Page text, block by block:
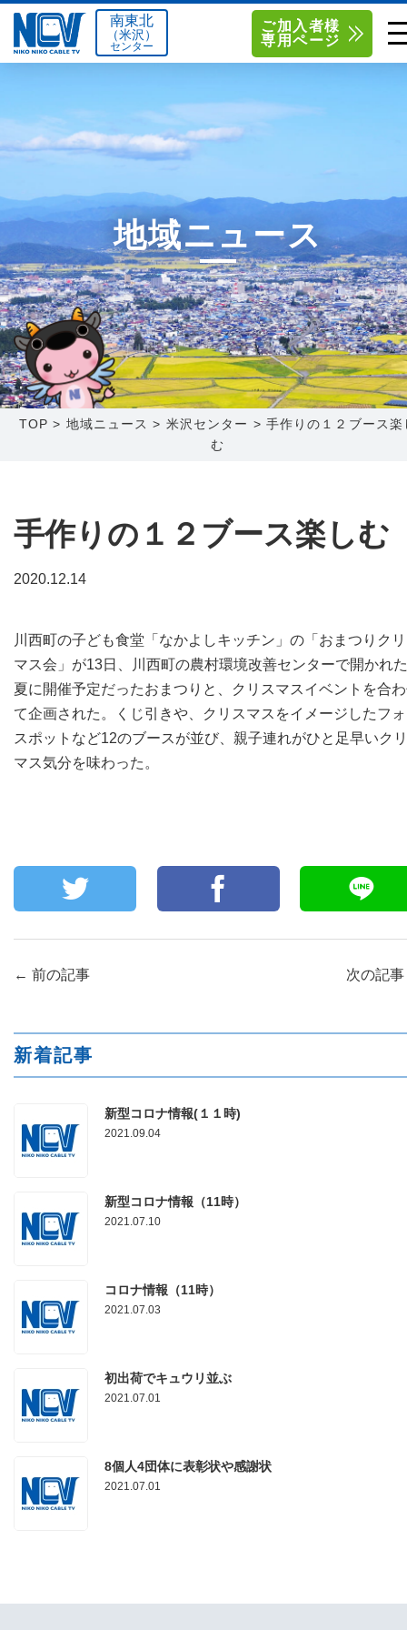
南東北センター（福島）
函館センター 0138-34-2525
新潟センター 025-210-1200
単品料金
お得なセットプラン
料金シミュレーション
サポート
Q&A
センター情報
お問い合わせ
〒992-0044
山形県米沢市春日四丁目2-75
0238-24-2525
営業時間 9:00～18:00
南東北センター(福島)
〒960-8252
福島県福島市御山字一本松17-1-
1
0120-173-577
営業時間 9:15～18:00
北海道函館市桔梗町379-31
0138-34-2525
営業時間 9:00～18:00
新潟県新潟市西区山田2310-39
025-210-1200
営業時間 9:00～18:00
南東北
（米沢）
センター
ご加入者様
専用ページ
地域ニュース
TOP > 地域ニュース > 米沢センター > 手作りの１２ブース楽
む
手作りの１２ブース楽しむ
2020.12.14
川西町の子ども食堂「なかよしキッチン」の「おまつりク
マス会」が13日、川西町の農村環境改善センターで開かれ
夏に開催予定だったおまつりと、クリスマスイベントを合
て企画された。くじ引きや、クリスマスをイメージしたフ
スポットなど12のブースが並び、親子連れがひと足早いク
マス気分を味わった。
← 前の記事 次の記事
新着記事
新型コロナ情報(１１時)
2021.09.04
新型コロナ情報（11時）
2021.07.10
コロナ情報（11時）
2021.07.03
初出荷でキュウリ並ぶ
2021.07.01
8個人4団体に表彰状や感謝状
2021.07.01